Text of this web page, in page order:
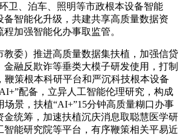
卫、泊车、照明等市政根本设备智能
备智能化升级，共建共享高质量数据资
加强智能化办事取监管。
委）推进高质量数据集扶植，加强信贷
金融反欺诈等垂类大模子研发使用，打制
鞭策根本科研平台和严沉科技根本设备
配备，立异人工智能伦理研究，构成
景，扶植“AI+”15分钟高质量糊口办事
金统筹，加速扶植沉庆消息取聪慧医学研
智能研究院等平台，有序鞭策相关平易近